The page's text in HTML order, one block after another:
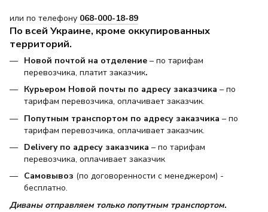
или по телефону 068-000-18-89
По всей Украине, кроме оккупированных
территорий.
Новой почтой на отделение – по тарифам
перевозчика, платит заказчик.
Курьером Новой почты по адресу заказчика – по
тарифам перевозчика, оплачивает заказчик.
Попутным транспортом по адресу заказчика – по
тарифам перевозчика, оплачивает заказчик.
Delivery по адресу заказчика – по тарифам
перевозчика, оплачивает заказчик
Самовывоз (по договоренности с менеджером) -
бесплатно.
Диваны отправляем только попутным транспортом.